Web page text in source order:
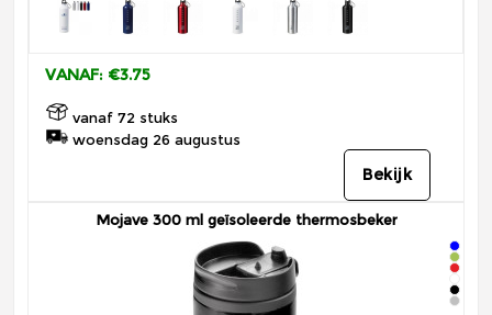
VANAF: €3.75
vanaf 72 stuks
woensdag 26 augustus
Bekijk
Mojave 300 ml geïsoleerde thermosbeker